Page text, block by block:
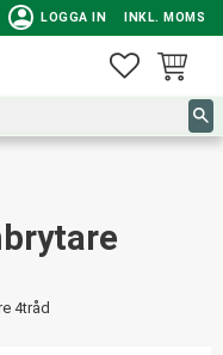
person LOGGA IN INKL. MOMS
4tråd